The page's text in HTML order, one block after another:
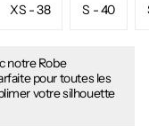
XS - 38 S - 40
notre Robe
pour toutes les
votre silhouette